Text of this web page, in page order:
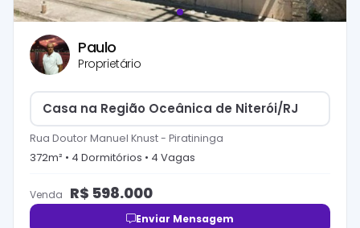
Paulo
Proprietário
Casa na Região Oceânica de Niterói/RJ
Rua Doutor Manuel Knust- Piratininga
372m² • 4 Dormitórios • 4 Vagas
Venda R$ 598.000
Enviar Mensagem